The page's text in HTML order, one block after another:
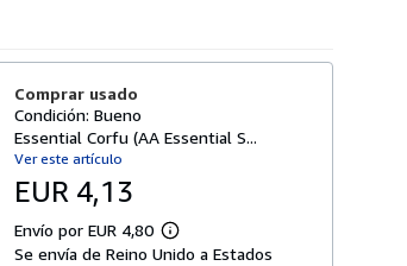
Comprar usado
Condición: Bueno
Essential Corfu (AA Essential S...
Ver este artículo
EUR 4,13
Envío por EUR 4,80
M
á
Se envía de Reino Unido a Estados